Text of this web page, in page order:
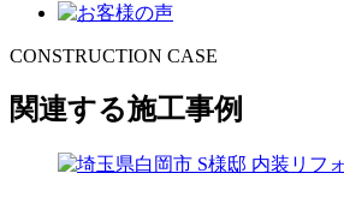
CONSTRUCTION CASE
関連する施工事例